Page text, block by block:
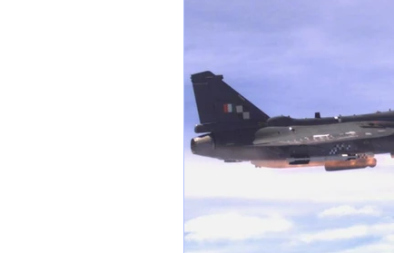
Patrimoine aéronautique
1 er avril Motorisation
Shenyang J-35